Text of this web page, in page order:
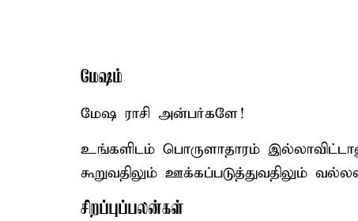
மேஷம்
மேஷ ராசி அன்பர்களே!
உங்களிடம் பொருளாதாரம்
கூறுவதிலும் ஊக்கப்படுத்துவதிலும்
சிறப்புப்பலன்கள்